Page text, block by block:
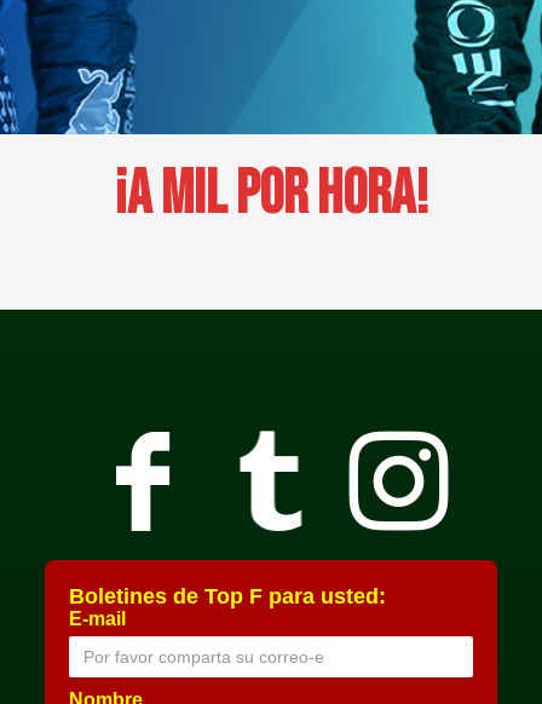
¡A Mil Por Hora!
Boletines de Top F para usted:
E-mail
Nombre